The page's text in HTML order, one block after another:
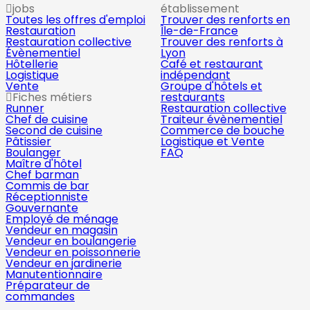
jobs
Toutes les offres d'emploi
Restauration
Restauration collective
Évènementiel
Hôtellerie
Logistique
Vente
Fiches métiers
Runner
Chef de cuisine
Second de cuisine
Pâtissier
Boulanger
Maître d'hôtel
Chef barman
Commis de bar
Réceptionniste
Gouvernante
Employé de ménage
Vendeur en magasin
Vendeur en boulangerie
Vendeur en poissonnerie
Vendeur en jardinerie
Manutentionnaire
Préparateur de
commandes
établissement
Trouver des renforts en
Île-de-France
Trouver des renforts à
Lyon
Café et restaurant
indépendant
Groupe d'hôtels et
restaurants
Restauration collective
Traiteur évènementiel
Commerce de bouche
Logistique et Vente
FAQ